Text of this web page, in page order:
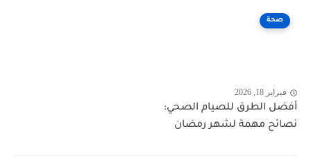
صحة
فبراير 18, 2026
أفضل الطرق للصيام الصحي:
نصائح مهمة لشهر رمضان